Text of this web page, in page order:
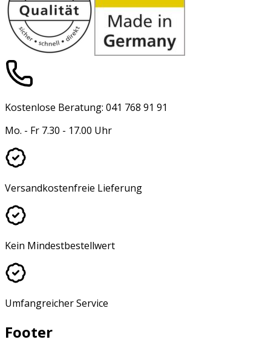
Kostenlose Beratung: 041 768 91 91
Mo. - Fr 7.30 - 17.00 Uhr
Versandkostenfreie Lieferung
Kein Mindestbestellwert
Umfangreicher Service
Footer